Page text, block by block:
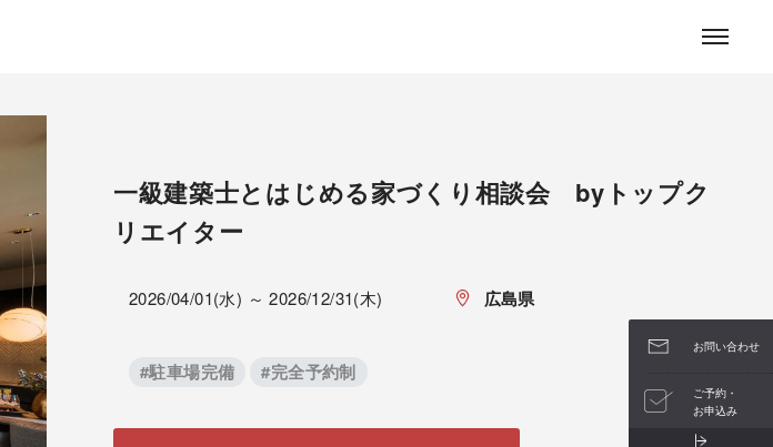
一級建築士とはじめる家づくり相談会 byトップク
リエイター
2026/04/01(水) ～ 2026/12/31(木) 広島県
#駐車場完備 #完全予約制
お問い合わせ
ご予約・
お申込み